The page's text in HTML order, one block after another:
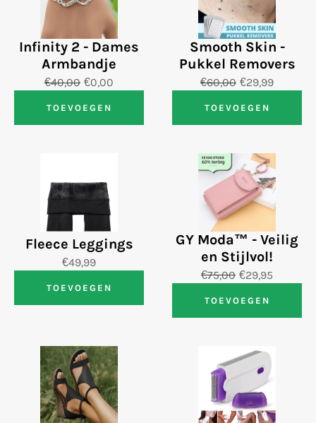
Infinity 2 - Dames
Armbandje
€40,00 €0,00
TOEVOEGEN
Smooth Skin -
Pukkel Removers
€60,00 €29,99
TOEVOEGEN
Fleece Leggings
€49,99
TOEVOEGEN
GY Moda™ - Veilig
en Stijlvol!
€75,00 €29,95
TOEVOEGEN